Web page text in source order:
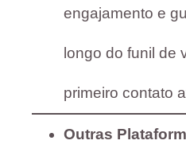
engajamento e
longo do funil de
primeiro contato
Outras